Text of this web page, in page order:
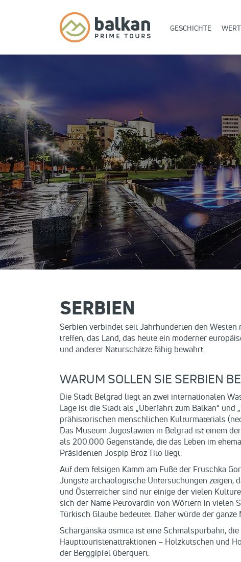
GESCHICHTE
SERBIEN
Serbien verbindet seit Jahrhunderten den
treffen, das Land, das heute ein moderner
und anderer Naturschätze fähig bewahrt.
WARUM SOLLEN SIE SERBIEN
Die Stadt Belgrad liegt an zwei internationalen
Lage ist die Stadt als „Überfahrt zum Balkan“
prähistorischen menschlichen Kulturmaterials
Das Museum Jugoslawien in Belgrad ist einem
als 200.000 Gegenstände, die das Leben im
Präsidenten Jospip Broz Tito liegt.
Auf dem felsigen Kamm am Fuße der Fruschka
Jungste archäologische Untersuchungen zeigen,
und Österreicher sind nur einige der vielen
sich der Name Petrovardin von Wörtern in vielen
Türkisch Glaube bedeutet. Daher würde der
Scharganska osmica ist eine Schmalspurbahn,
Haupttouristenattraktionen – Holzkutschen und
der Berggipfel überquert.